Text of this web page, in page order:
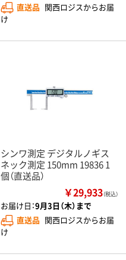
直送品 関西ロジスからお届
け
シンワ測定 デジタルノギス
ネック測定 150mm 19836 1
個（直送品）
￥29,933（税込）
お届け日：9月3日（木）まで
直送品 関西ロジスからお届
け